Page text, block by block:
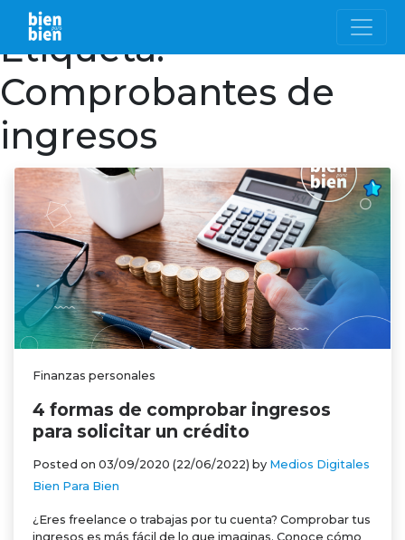
Etiqueta:
Comprobantes de
ingresos
Finanzas personales
4 formas de comprobar ingresos
para solicitar un crédito
Posted on 03/09/2020 (22/06/2022) by Medios Digitales
Bien Para Bien
¿Eres freelance o trabajas por tu cuenta? Comprobar tus
ingresos es más fácil de lo que imaginas. Conoce cómo